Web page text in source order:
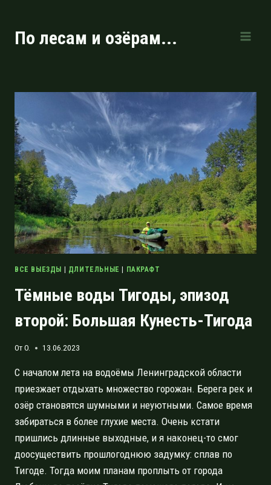
содержимому
По лесам и озёрам...
ВСЕ ВЫЕЗДЫ | ДЛИТЕЛЬНЫЕ | ПАКРАФТ
Тёмные воды Тигоды, эпизод
второй: Большая Кунесть-Тигода
ОтO. 13.06.2023
С началом лета на водоёмы Ленинградской области
приезжает отдыхать множество горожан. Берега рек и
озёр становятся шумными и неуютными. Самое время
забираться в более глухие места. Очень кстати
пришлись длинные выходные, и я наконец-то смог
доосуществить прошлогоднюю задумку: сплав по
Тигоде. Тогда моим планам проплыть от города